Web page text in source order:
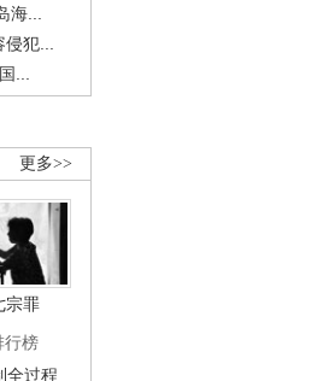
...
犯...
...
更多>>
宗罪
行榜
全过程